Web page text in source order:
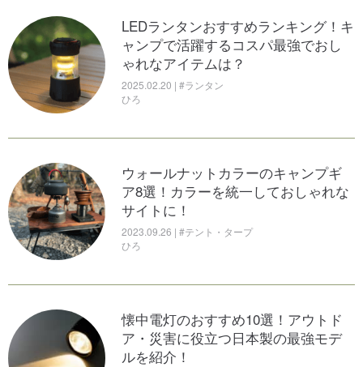
LEDランタンおすすめランキング！キ
ャンプで活躍するコスパ最強でおし
ゃれなアイテムは？
2025.02.20 | #ランタン
ひろ
ウォールナットカラーのキャンプギ
ア8選！カラーを統一しておしゃれな
サイトに！
2023.09.26 | #テント・タープ
ひろ
懐中電灯のおすすめ10選！アウトド
ア・災害に役立つ日本製の最強モデ
ルを紹介！